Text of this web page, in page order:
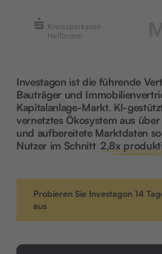
Investagon ist die führende
Bauträger und
Kapitalanlage-Markt. KI-
vernetztes Ökosystem aus
und aufbereitete Marktdaten
Nutzer im Schnitt 2,8x
Probieren Sie Investagon 14
aus